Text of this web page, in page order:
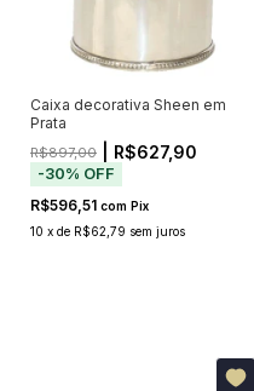
Caixa decorativa Sheen em
Prata
R$897,00 | R$627,90
-30% OFF
R$596,51 com Pix
10 x de R$62,79 sem juros